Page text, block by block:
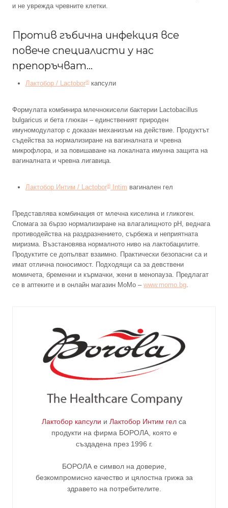
и не уврежда чревните клетки.
Против гъбична инфекция все
повече специалисти у нас
препоръчват…
Лактобор / Lactobor® капсули
Формулата комбинира млечнокисели бактерии Lactobacillus
bulgaricus и бета глюкан – единственият природен
имуномодулатор с доказан механизъм на действие. Продуктът
съдейства за нормализиране на вагиналната и чревна
микрофлора, и за повишаване на локалната имунна защита на
вагиналната и чревна лигавица.
Лактобор Интим / Lactobor® Intim вагинален гел
Представлява комбинация от млечна киселина и гликоген.
Спомага за бързо нормализиране на влагалищното pH, веднага
противодейства на раздразнението, сърбежа и неприятната
миризма. Възстановява нормалното ниво на лактобацилите.
Продуктите се допълват взаимно. Практически безопасни са и
имат отлична поносимост. Подходящи са за девствени
момичета, бременни и кърмачки, жени в менопауза. Предлагат
се в аптеките и в онлайн магазин МоМо – www.momo.bg.
Лактобор капсули и Лактобор Интим гел са
продукти на фирма БОРОЛА, която е
създадена през 1996 г.
БОРОЛА е символ на доверие,
безкомпромисно качество и цялостна грижа за
здравето на потребителите.